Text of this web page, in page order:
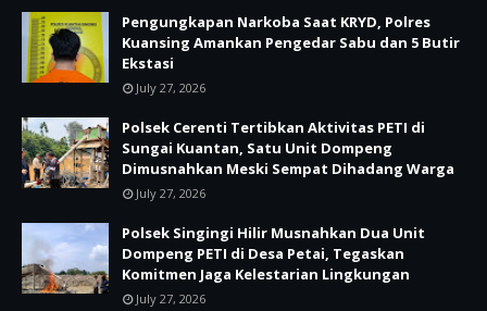
Pengungkapan Narkoba Saat KRYD, Polres
Kuansing Amankan Pengedar Sabu dan 5 Butir
Ekstasi
July 27, 2026
Polsek Cerenti Tertibkan Aktivitas PETI di
Sungai Kuantan, Satu Unit Dompeng
Dimusnahkan Meski Sempat Dihadang Warga
July 27, 2026
Polsek Singingi Hilir Musnahkan Dua Unit
Dompeng PETI di Desa Petai, Tegaskan
Komitmen Jaga Kelestarian Lingkungan
July 27, 2026